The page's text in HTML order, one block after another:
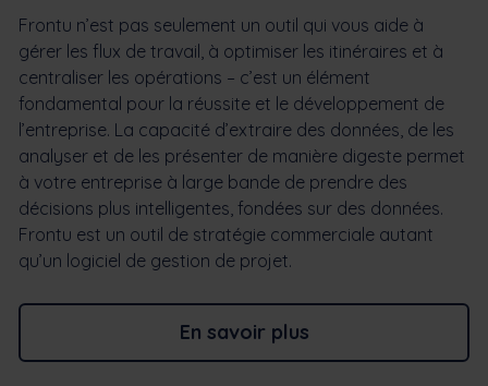
Frontu n’est pas seulement un outil qui vous aide à
gérer les flux de travail, à optimiser les itinéraires et à
centraliser les opérations – c’est un élément
fondamental pour la réussite et le développement de
l’entreprise. La capacité d’extraire des données, de les
analyser et de les présenter de manière digeste permet
à votre entreprise à large bande de prendre des
décisions plus intelligentes, fondées sur des données.
Frontu est un outil de stratégie commerciale autant
qu’un logiciel de gestion de projet.
En savoir plus